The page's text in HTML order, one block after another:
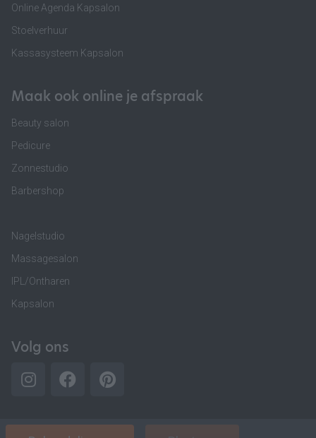
Online Agenda Kapsalon
Stoelverhuur
Kassasysteem Kapsalon
Maak ook online je afspraak
Beauty salon
Pedicure
Zonnestudio
Barbershop
Nagelstudio
Massagesalon
IPL/Ontharen
Kapsalon
Volg ons